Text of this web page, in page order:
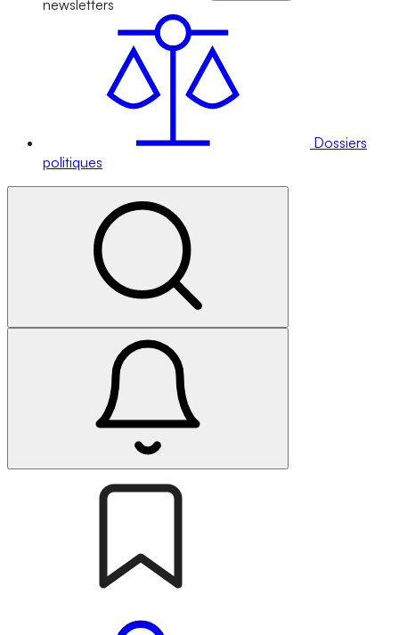
newsletters
Dossiers
politiques